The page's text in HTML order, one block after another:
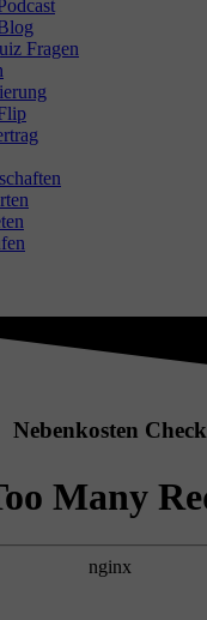
Fragen
Nebenkosten Check